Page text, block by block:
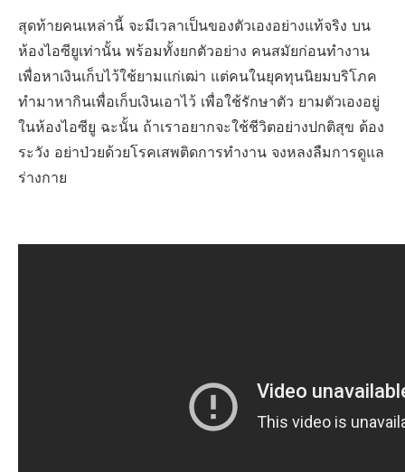
สุดท้ายคนเหล่านี้ จะมีเวลาเป็นของตัวเองอย่างแท้จริง บน
ห้องไอซียูเท่านั้น พร้อมทั้งยกตัวอย่าง คนสมัยก่อนทำงาน
เพื่อหาเงินเก็บไว้ใช้ยามแก่เฒ่า แต่คนในยุคทุนนิยมบริโภค
ทำมาหากินเพื่อเก็บเงินเอาไว้ เพื่อใช้รักษาตัว ยามตัวเองอยู่
ในห้องไอซียู ฉะนั้น ถ้าเราอยากจะใช้ชีวิตอย่างปกติสุข ต้อง
ระวัง อย่าป่วยด้วยโรคเสพติดการทำงาน จงหลงลืมการดูแล
ร่างกาย